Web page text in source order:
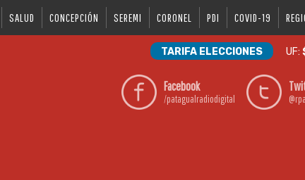
SALUD CONCEPCIÓN SEREMI CORONEL PDI COVID-19
TARIFA ELECCIONES UF:
Facebook
/patagualradiodigital